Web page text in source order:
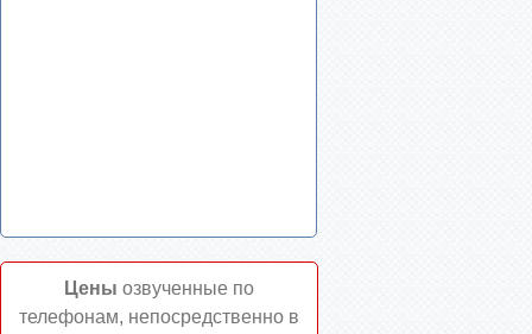
Цены озвученные по
телефонам, непосредственно в